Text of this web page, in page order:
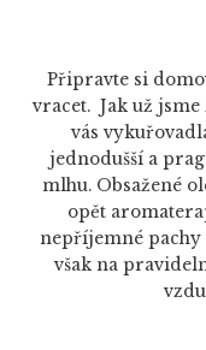
Připravte si
vracet. Jak už
vás
jednodušší a
mlhu. Obsažené
opět
nepříjemné pachy
však na